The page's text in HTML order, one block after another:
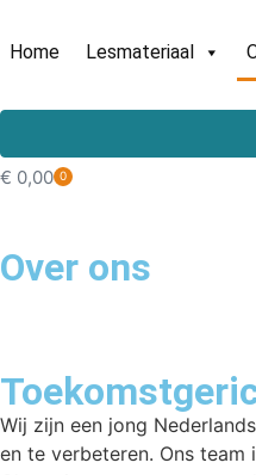
Home Lesmateriaal
€ 0,00 0
Over ons
Wij zijn een jong
en te verbeteren. Ons